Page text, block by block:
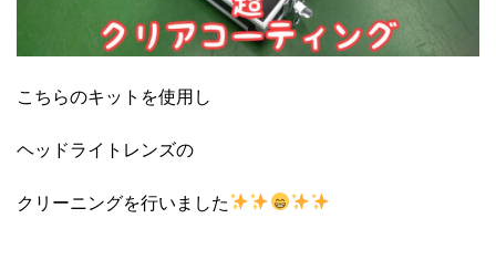
こちらのキットを使用し
ヘッドライトレンズの
クリーニングを行いました